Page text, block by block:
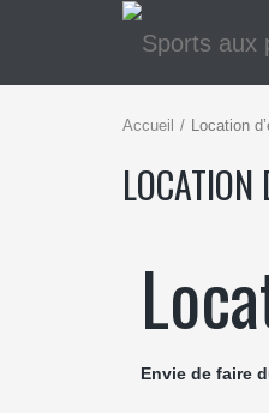
Accueil Location
LOCATION
Envie de faire